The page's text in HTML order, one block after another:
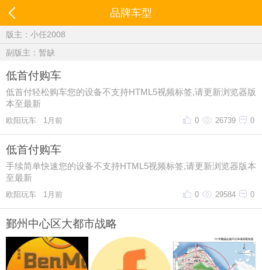
品牌车型
版主： 小任2008
副版主：暂缺